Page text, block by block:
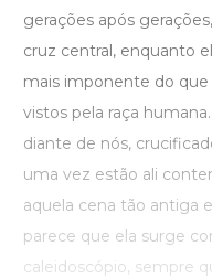
gerações após
cruz central, enquanto
mais imponente do
vistos pela raça
diante de nós,
uma vez estão ali
aquela cena tão antiga
parece que ela surge
caleidoscópio, sempre